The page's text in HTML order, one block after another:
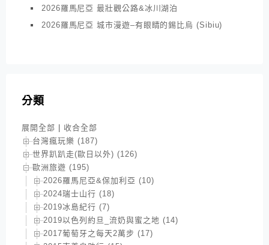
2026羅馬尼亞 最壯觀公路&冰川湖泊
2026羅馬尼亞 城市漫遊–有眼睛的錫比烏 (Sibiu)
分類
展開全部
收合全部
台灣瘋玩樂 (187)
世界趴趴走(歐日以外) (126)
歐洲旅遊 (195)
2026羅馬尼亞&保加利亞 (10)
2024瑞士山行 (18)
2019冰島紀行 (7)
2019以色列約旦_流奶與蜜之地 (14)
2017葡萄牙之每天2萬步 (17)